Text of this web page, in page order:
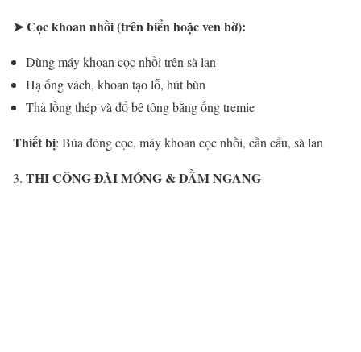
➤Cọc khoan nhồi (trên biển hoặc ven bờ):
Dùng máy khoan cọc nhồi trên sà lan
Hạ ống vách, khoan tạo lỗ, hút bùn
Thả lồng thép và đổ bê tông bằng ống tremie
Thiết bị: Búa đóng cọc, máy khoan cọc nhồi, cần cẩu, sà lan
THI CÔNG ĐÀI MÓNG & DẦM NGANG